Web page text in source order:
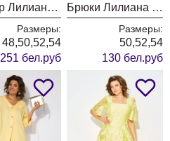
Бомбер Лилиана 1522 серозеленый
Размеры:
48,50,52,54
251 бел.руб
Брюки Лилиана 1507 серозеленый
Размеры:
50,52,54
130 бел.руб